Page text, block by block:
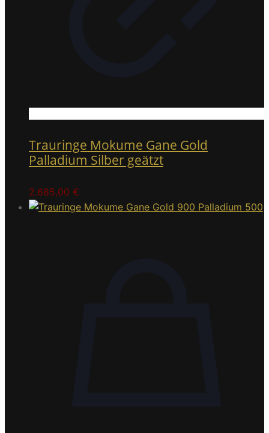
Trauringe Mokume Gane Gold
Palladium Silber geätzt
2.685,00 €